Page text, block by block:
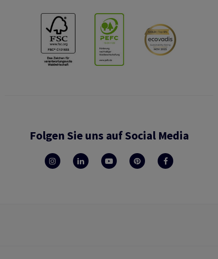
Folgen Sie uns auf Social Media